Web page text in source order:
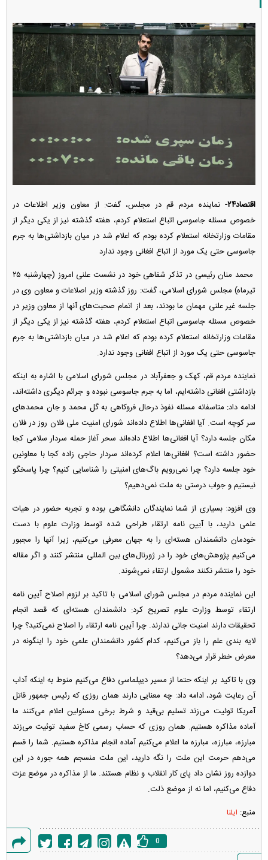
اقتصاد۲۴-
نماینده مردم قم در مجلس، گفت: از معاون وزیر اطلاعات در
خصوص مسئله جاسوسی اتباع استعلام کردم، هفته گذشته نیز از یکی دیگر از
مقامات وزارتخانه استعلام کرده بودم که اعلام شد در میان بازداشتی‌ها به جرم
جاسوسی حتی یک مورد از اتباع افغانی وجود ندارد
محمد منان رئیسی در تذکر شفاهی خود در نشست علنی امروز (چهارشنبه ۲۵
تیرماه) مجلس شورای اسلامی، گفت: روز گذشته وزیر اصلاعات و معاون وی در
جلسه غیر علنی مهمان ما بودند، بعد از اتمام صحبت‌های آنها از معاون وزیر در
خصوص مسئله جاسوسی اتباع استعلام کردم، هفته گذشته نیز از یکی دیگر از
مقامات وزارتخانه استعلام کرده بودم که اعلام شد در میان بازداشتی‌ها به جرم
جاسوسی حتی یک مورد از اتباع افغانی وجود ندارد.
نماینده مردم قم، کهک و جعفرآباد در مجلس شورای اسلامی با اشاره به اینکه
بازداشتی افغانی داشته‌ایم، اما به جرم جاسوسی نبوده و جرائم دیگری داشته‌اند،
ادامه داد: متاسفانه مسئله نفوذ درحال فروکاهی به گل محمد و جان محمد‌های
سر کوچه است. آیا افغانی‌ها اطلاع داده‌اند شورای امنیت ملی فلان روز در فلان
مکان جلسه دارد؟ آیا افغانی‌ها اطلاع داده‌اند سحر آغاز حمله سردار سلامی کجا
حضور داشته است؟ افغانی‌ها اعلام کرده‌اند سردار حاجی زاده کجا با معاونین
خود جلسه دارد؟ چرا نمی‌رویم باگ‌های امنیتی را شناسایی کنیم؟ چرا پاسخگو
نیستیم و جواب درستی به ملت نمی‌دهیم؟
وی افزود: بسیاری از شما نمایندگان دانشگاهی بوده و تجربه حضور در هیات
علمی دارید، با آیین نامه ارتقاء طراحی شده توسط وزارت علوم با دست
خودمان دانشمندان هسته‌ای را به جهان معرفی می‌کنیم، زیرا آنها را مجبور
می‌کنیم پژوهش‌های خود را در ژورنال‌های بین المللی منتشر کنند و اگر مقاله
خود را منتشر نکنند مشمول ارتقاء نمی‌شوند.
این نماینده مردم در مجلس شورای اسلامی با تاکید بر لزوم اصلاح آیین نامه
ارتقاء توسط وزارت علوم تصریح کرد: دانشمندان هسته‌ای که قصد انجام
تحقیقات دارند امنیت جانی ندارند. چرا آیین نامه ارتقاء را اصلاح نمی‌کنید؟ چرا
لایه بندی علم را باز می‌کنیم، کدام کشور دانشمندان علمی خود را اینگونه در
معرض خطر قرار می‌دهد؟
وی با تاکید بر اینکه حتما از مسیر دیپلماسی دفاع می‌کنیم منوط به اینکه آداب
آن رعایت شود، ادامه داد: چه معنایی دارند همان روزی که رئیس جمهور قاتل
آمریکا توئیت می‌زند تسلیم بی‌قید و شرط برخی مسئولین اعلام می‌کنند ما
آماده مذاکره هستیم. همان روزی که حساب رسمی کاخ سفید توئیت می‌زند
مبارزه، مبارزه، مبارزه ما اعلام می‌کنیم آماده انجام مذاکره هستیم. شما را قسم
می‌دهم حرمت این ملت را نگه دارید، این ملت منسجم همه جوره در این
دوازده روز نشان داد پای کار انقلاب و نظام هستند. ما از مذاکره در موضع عزت
دفاع می‌کنیم، اما نه از موضع ذلت.
منبع: ایلنا
0